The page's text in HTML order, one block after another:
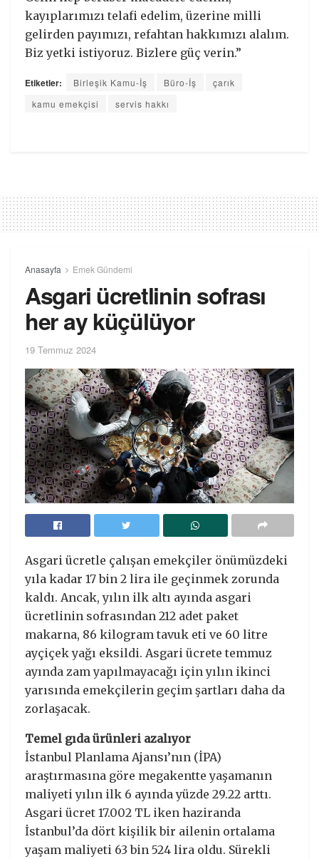
kayıplarımızı telafi edelim, üzerine milli
gelirden payımızı, refahtan hakkımızı alalım.
Biz yetki istiyoruz. Bizlere güç verin.”
Etiketler: Birleşik Kamu-İş Büro-İş
çarık
kamu emekçisi
servis hakkı
Anasayfa Emek Gündemi
Asgari ücretlinin sofrası
her ay küçülüyor
19 Temmuz 2024
Asgari ücretle çalışan emekçiler önümüzdeki
yıla kadar 17 bin 2 lira ile geçinmek zorunda
kaldı. Ancak, yılın ilk altı ayında asgari
ücretlinin sofrasından 212 adet paket
makarna, 86 kilogram tavuk eti ve 60 litre
ayçiçek yağı eksildi. Asgari ücrete temmuz
ayında zam yapılmayacağı için yılın ikinci
yarısında emekçilerin geçim şartları daha da
zorlaşacak.
Temel gıda ürünleri azalıyor
İstanbul Planlama Ajansı’nın (İPA)
araştırmasına göre megakentte yaşamanın
maliyeti yılın ilk 6 ayında yüzde 29.22 arttı.
Asgari ücret 17.002 TL iken haziranda
İstanbul’da dört kişilik bir ailenin ortalama
yaşam maliyeti 63 bin 524 lira oldu. Sürekli